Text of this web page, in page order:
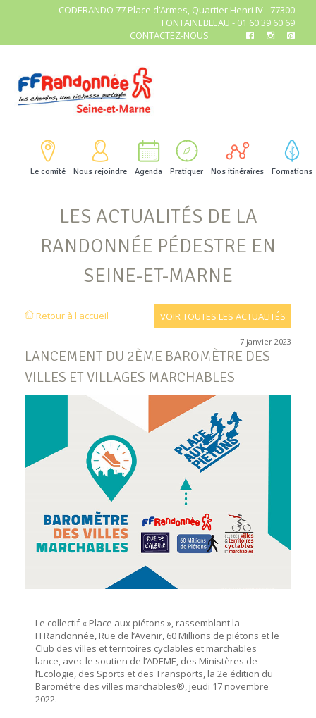
CODERANDO 77 Place d’Armes, Quartier Henri IV - 77300
FONTAINEBLEAU - 01 60 39 60 69
CONTACTEZ-NOUS
Le comité Nous rejoindre Agenda Pratiquer Nos itinéraires Formations
LES ACTUALITÉS DE LA
RANDONNÉE PÉDESTRE EN
SEINE-ET-MARNE
Retour à l'accueil VOIR TOUTES LES ACTUALITÉS
LANCEMENT DU 2ÈME BAROMÈTRE DES
VILLES ET VILLAGES MARCHABLES
7 janvier 2023
Le collectif « Place aux piétons », rassemblant la
FFRandonnée, Rue de l’Avenir, 60 Millions de piétons et le
Club des villes et territoires cyclables et marchables
lance, avec le soutien de l’ADEME, des Ministères de
l’Ecologie, des Sports et des Transports, la 2e édition du
Baromètre des villes marchables®, jeudi 17 novembre
2022.